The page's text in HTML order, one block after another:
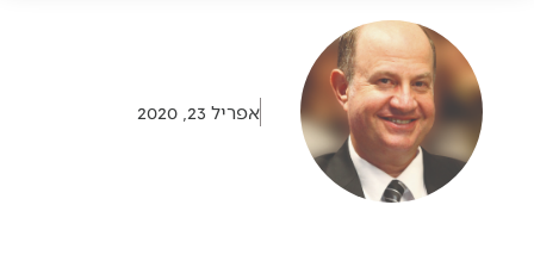
אפריל 23, 2020